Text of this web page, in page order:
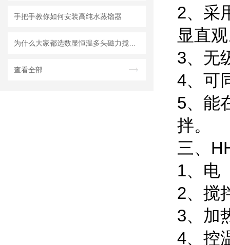
手把手教你如何安装高纯水蒸馏器
查看全部
2、采
显直
3、无
4、可
5、能
拌。
三、
1、
2、搅
3、加
4、控